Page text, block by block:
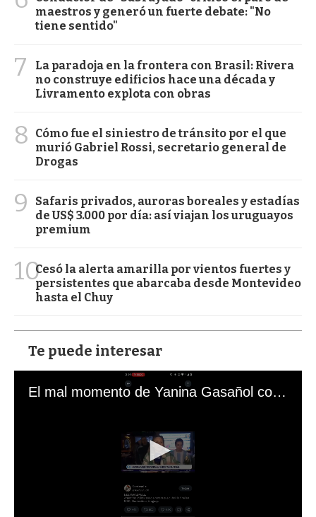
maestros y generó un fuerte debate: "No
tiene sentido"
7
La paradoja en la frontera con Brasil: Rivera
no construye edificios hace una década y
Livramento explota con obras
8
Cómo fue el siniestro de tránsito por el que
murió Gabriel Rossi, secretario general de
Drogas
9
Safaris privados, auroras boreales y estadías
de US$ 3.000 por día: así viajan los uruguayos
premium
10Cesó la alerta amarilla por vientos fuertes y
persistentes que abarcaba desde Montevideo
hasta el Chuy
Te puede interesar
El mal momento de Yanina Gasañol con un hincha argentino en "Subrayado"